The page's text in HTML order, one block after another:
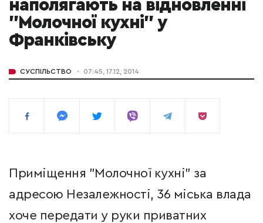
наполягають на відновленні
"Молочної кухні" у
Франківську
СУСПІЛЬСТВО 07:45, 17.12, 2014
Приміщення "Молочної кухні" за
адресою Незалежності, 36 міська влада
хоче передати у руки приватних